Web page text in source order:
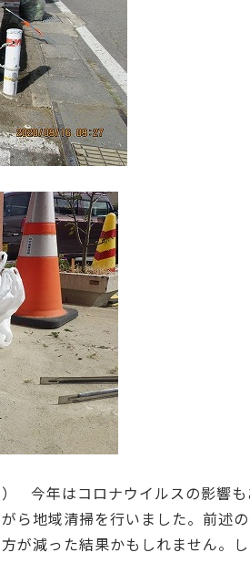
今年はコロナウイルスの影響も
ら地域清掃を行いました。前述
が減った結果かもしれません。